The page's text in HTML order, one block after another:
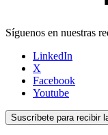
Síguenos en nuestras
LinkedIn
X
Facebook
Youtube
Suscríbete para recibir